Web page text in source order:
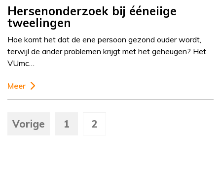
Hersenonderzoek bij ééneiige
tweelingen
Hoe komt het dat de ene persoon gezond ouder wordt,
terwijl de ander problemen krijgt met het geheugen? Het
VUmc…
Meer
Vorige 1 2